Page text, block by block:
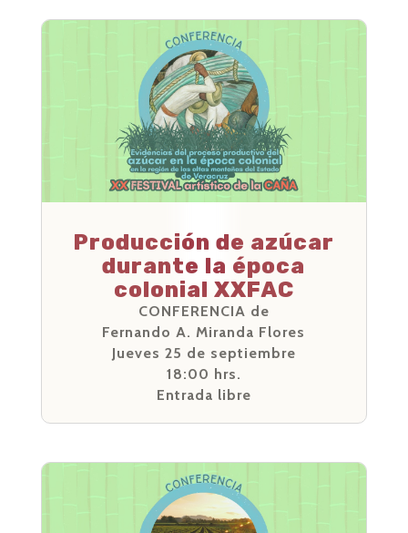
Producción de azúcar
durante la época
colonial XXFAC
CONFERENCIA de
Fernando A. Miranda Flores
Jueves 25 de septiembre
18:00 hrs.
Entrada libre